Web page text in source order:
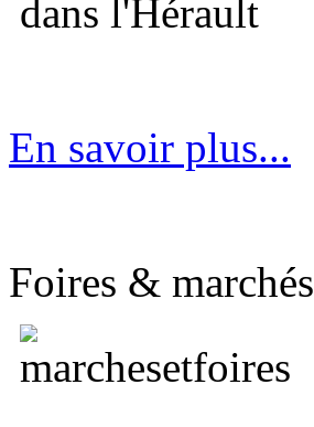
En savoir plus...
Foires & marchés